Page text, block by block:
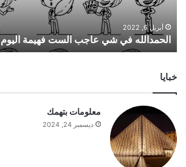
ي
ي
ع
ب
ا
ل
أبريل 6, 2022
الحمدالله في شي عاجب الست فهيمة اليوم
خبايا
معلومات بتهمك
ديسمبر 24, 2024